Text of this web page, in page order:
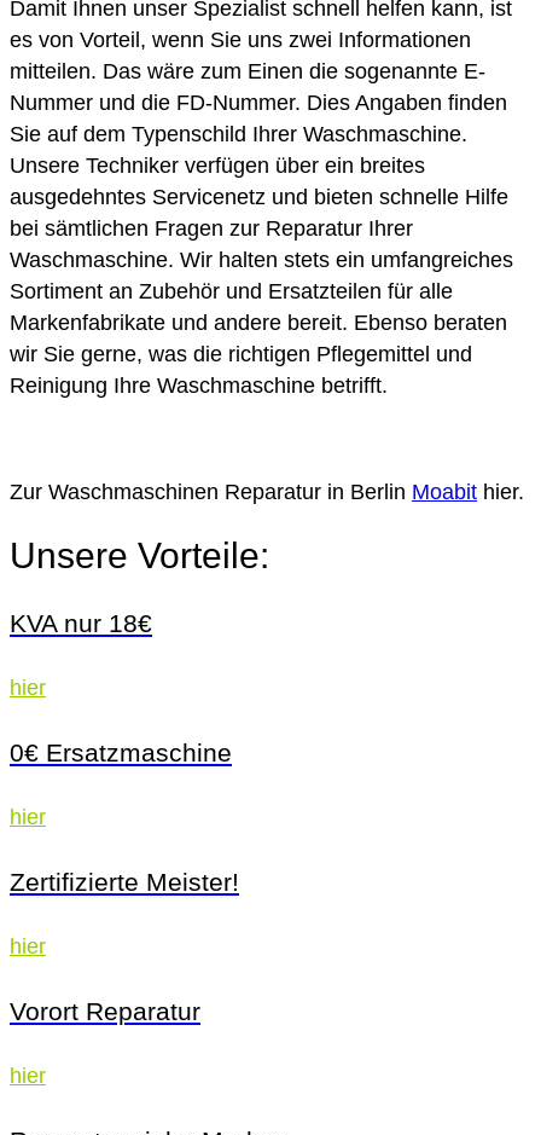
Damit Ihnen unser Spezialist schnell helfen kann, ist
es von Vorteil, wenn Sie uns zwei Informationen
mitteilen. Das wäre zum Einen die sogenannte E-
Nummer und die FD-Nummer. Dies Angaben finden
Sie auf dem Typenschild Ihrer Waschmaschine.
Unsere Techniker verfügen über ein breites
ausgedehntes Servicenetz und bieten schnelle Hilfe
bei sämtlichen Fragen zur Reparatur Ihrer
Waschmaschine. Wir halten stets ein umfangreiches
Sortiment an Zubehör und Ersatzteilen für alle
Markenfabrikate und andere bereit. Ebenso beraten
wir Sie gerne, was die richtigen Pflegemittel und
Reinigung Ihre Waschmaschine betrifft.
Zur Waschmaschinen Reparatur in Berlin Moabit hier.
Unsere Vorteile:
KVA nur 18€
hier
0€ Ersatzmaschine
hier
Zertifizierte Meister!
hier
Vorort Reparatur
hier